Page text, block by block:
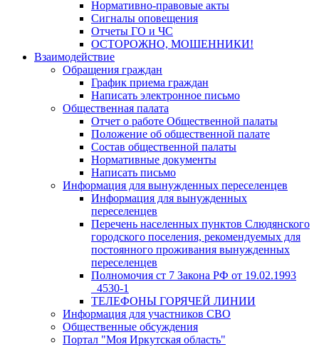
Нормативно-правовые акты
Сигналы оповещения
Отчеты ГО и ЧС
ОСТОРОЖНО, МОШЕННИКИ!
Взаимодействие
Обращения граждан
График приема граждан
Написать электронное письмо
Общественная палата
Отчет о работе Общественной палаты
Положение об общественной палате
Состав общественной палаты
Нормативные документы
Написать письмо
Информация для вынужденных переселенцев
Информация для вынужденных
переселенцев
Перечень населенных пунктов Слюдянского
городского поселения, рекомендуемых для
постоянного проживания вынужденных
переселенцев
Полномочия ст 7 Закона РФ от 19.02.1993
_4530-1
ТЕЛЕФОНЫ ГОРЯЧЕЙ ЛИНИИ
Информация для участников СВО
Общественные обсуждения
Портал "Моя Иркутская область"